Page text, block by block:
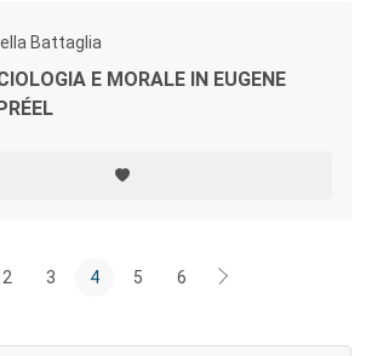
Battaglia
E MORALE IN EUGENE
2 3 4 5 6